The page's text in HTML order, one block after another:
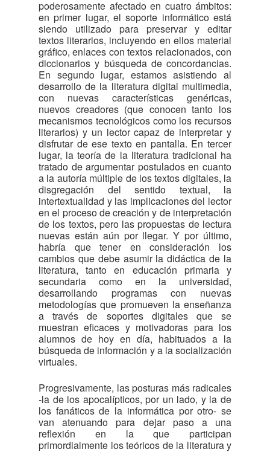
poderosamente afectado en cuatro ámbitos:
en primer lugar, el soporte informático está
siendo utilizado para preservar y editar
textos literarios, incluyendo en ellos material
gráfico, enlaces con textos relacionados, con
diccionarios y búsqueda de concordancias.
En segundo lugar, estamos asistiendo al
desarrollo de la literatura digital multimedia,
con nuevas características genéricas,
nuevos creadores (que conocen tanto los
mecanismos tecnológicos como los recursos
literarios) y un lector capaz de interpretar y
disfrutar de ese texto en pantalla. En tercer
lugar, la teoría de la literatura tradicional ha
tratado de argumentar postulados en cuanto
a la autoría múltiple de los textos digitales, la
disgregación del sentido textual, la
intertextualidad y las implicaciones del lector
en el proceso de creación y de interpretación
de los textos, pero las propuestas de lectura
nuevas están aún por llegar. Y por último,
habría que tener en consideración los
cambios que debe asumir la didáctica de la
literatura, tanto en educación primaria y
secundaria como en la universidad,
desarrollando programas con nuevas
metodologías que promueven la enseñanza
a través de soportes digitales que se
muestran eficaces y motivadoras para los
alumnos de hoy en día, habituados a la
búsqueda de información y a la socialización
virtuales.
Progresivamente, las posturas más radicales
-la de los apocalípticos, por un lado, y la de
los fanáticos de la informática por otro- se
van atenuando para dejar paso a una
reflexión en la que participan
primordialmente los teóricos de la literatura y